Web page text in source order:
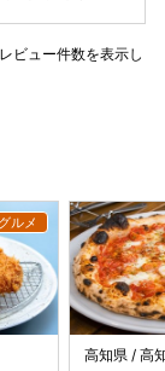
な一皿。 藁の
味しく、量が
ビュー件数を表示し
高知県 / 高